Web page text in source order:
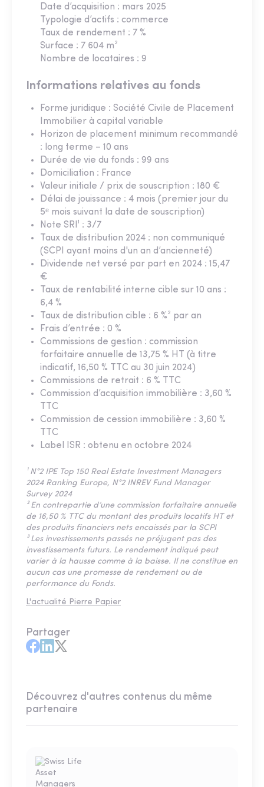
Date d’acquisition : mars 2025
Typologie d’actifs : commerce
Taux de rendement : 7 %
Surface : 7 604 m²
Nombre de locataires : 9
Informations relatives au fonds
Forme juridique : Société Civile de Placement
Immobilier à capital variable
Horizon de placement minimum recommandé
: long terme – 10 ans
Durée de vie du fonds : 99 ans
Domiciliation : France
Valeur initiale / prix de souscription : 180 €
Délai de jouissance : 4 mois (premier jour du
5ᵉ mois suivant la date de souscription)
Note SRI¹ : 3/7
Taux de distribution 2024 : non communiqué
(SCPI ayant moins d'un an d’ancienneté)
Dividende net versé par part en 2024 : 15,47
€
Taux de rentabilité interne cible sur 10 ans :
6,4 %
Taux de distribution cible : 6 %² par an
Frais d’entrée : 0 %
Commissions de gestion : commission
forfaitaire annuelle de 13,75 % HT (à titre
indicatif, 16,50 % TTC au 30 juin 2024)
Commissions de retrait : 6 % TTC
Commission d’acquisition immobilière : 3,60 %
TTC
Commission de cession immobilière : 3,60 %
TTC
Label ISR : obtenu en octobre 2024
¹ N°2 IPE Top 150 Real Estate Investment Managers
2024 Ranking Europe, N°2 INREV Fund Manager
Survey 2024
² En contrepartie d’une commission forfaitaire annuelle
de 16,50 % TTC du montant des produits locatifs HT et
des produits financiers nets encaissés par la SCPI
³ Les investissements passés ne préjugent pas des
investissements futurs. Le rendement indiqué peut
varier à la hausse comme à la baisse. Il ne constitue en
aucun cas une promesse de rendement ou de
performance du Fonds.
L'actualité Pierre Papier
Partager
Découvrez d'autres contenus du même
partenaire